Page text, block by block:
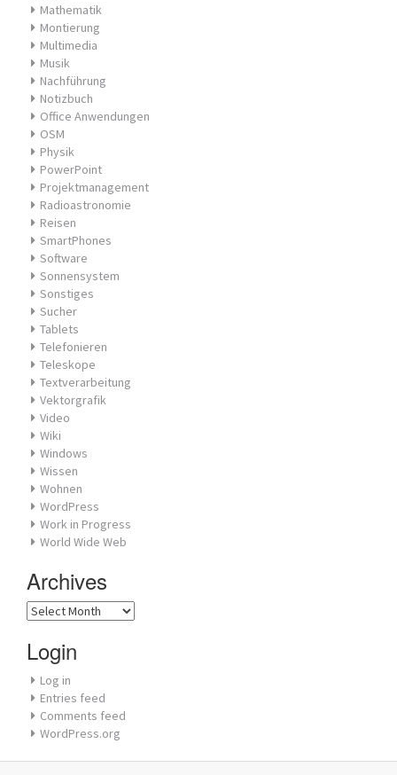
Mathematik
Montierung
Multimedia
Musik
Nachführung
Notizbuch
Office Anwendungen
OSM
Physik
PowerPoint
Projektmanagement
Radioastronomie
Reisen
SmartPhones
Software
Sonnensystem
Sonstiges
Sucher
Tablets
Telefonieren
Teleskope
Textverarbeitung
Vektorgrafik
Video
Wiki
Windows
Wissen
Wohnen
WordPress
Work in Progress
World Wide Web
Archives
Archives
Login
Log in
Entries feed
Comments feed
WordPress.org